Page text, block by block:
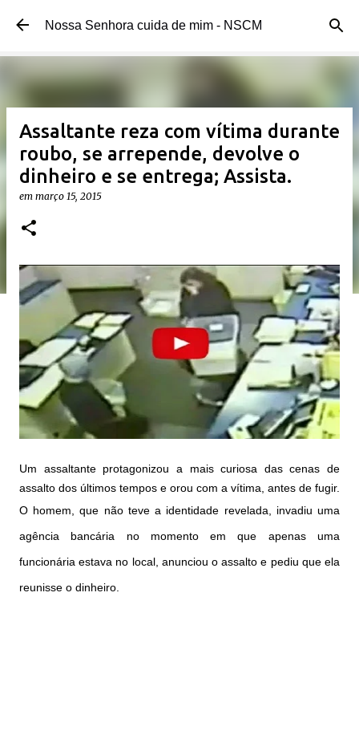
Pular para o conteúdo principal
Nossa Senhora cuida de mim - NSCM
Assaltante reza com vítima durante
roubo, se arrepende, devolve o
dinheiro e se entrega; Assista.
em março 15, 2015
Um assaltante protagonizou a mais curiosa das cenas de
assalto dos últimos tempos e orou com a vítima, antes de fugir.
O homem, que não teve a identidade revelada, invadiu uma
agência bancária no momento em que apenas uma
funcionária estava no local, anunciou o assalto e pediu que ela
reunisse o dinheiro.